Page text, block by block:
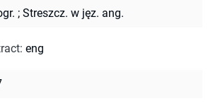
; Streszcz. w jęz. ang.
: eng